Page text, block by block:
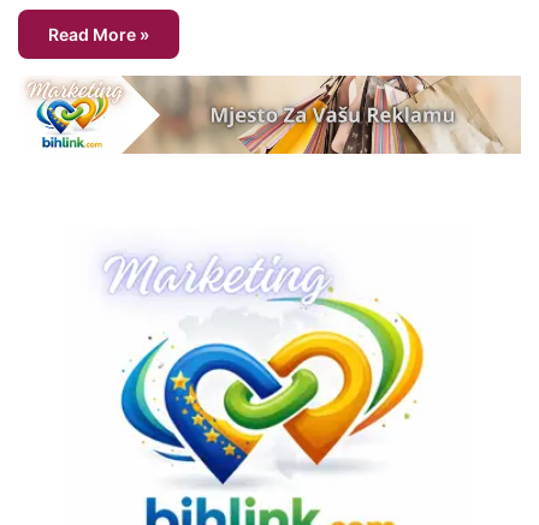
Read More »